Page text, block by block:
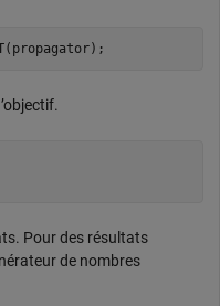
Pour des résultats
de nombres